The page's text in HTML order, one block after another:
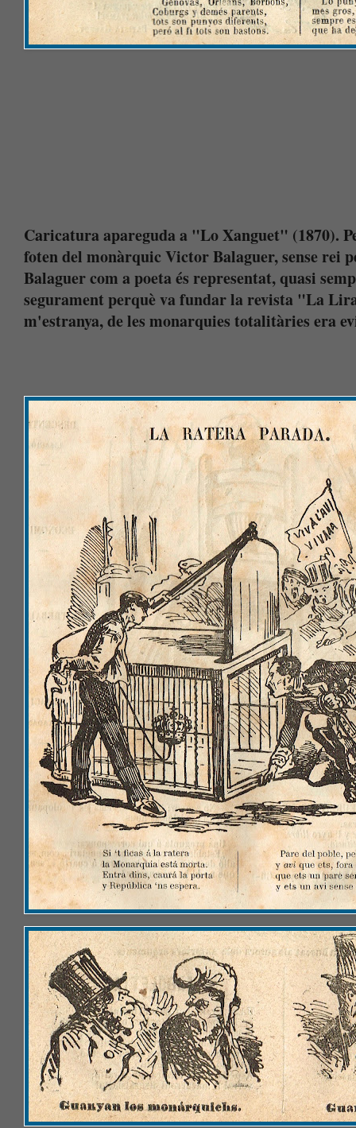
Caricatura apareguda a "Lo Xanguet" (1870).
foten del monàrquic Victor Balaguer, sense rei
Balaguer com a poeta és representat, quasi
segurament perquè va fundar la revista "La
m'estranya, de les monarquies totalitàries era